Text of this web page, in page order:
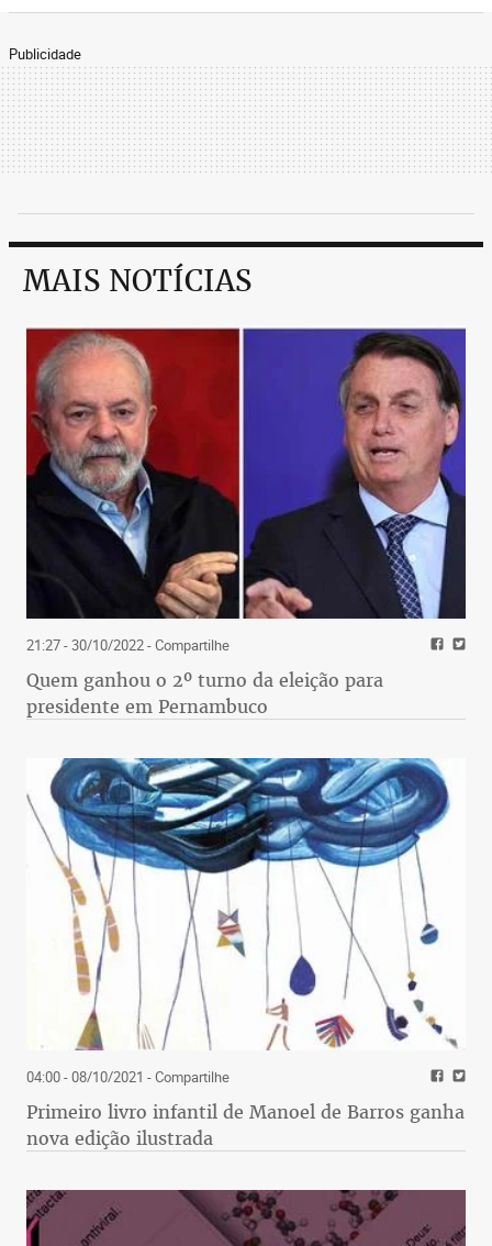
Publicidade
MAIS NOTÍCIAS
21:27 - 30/10/2022- Compartilhe
Quem ganhou o 2º turno da eleição para
presidente em Pernambuco
04:00 - 08/10/2021 - Compartilhe
Primeiro livro infantil de Manoel de Barros ganha
nova edição ilustrada